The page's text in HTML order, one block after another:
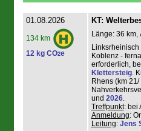
01.08.2026
134 km
12 kg CO2e
KT:
Länge: 36 km,
Koblenz -
erforderlich,
Klettersteig.
Rhens (km
und 2026.
Treffpunkt: bei
Anmeldung:
Leitung: Jens